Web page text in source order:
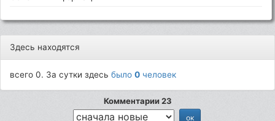
Здесь находятся
всего 0. За сутки здесьбыло0 человек
Комментарии 23